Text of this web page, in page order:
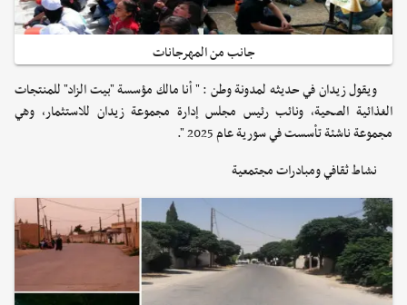
جانب من المهرجانات
ويقول زيدان في حديثه لمدونة وطن : " أنا مالك مؤسسة "بيت الزاد" للمنتجات
الغذائية الصحية، ونائب رئيس مجلس إدارة مجموعة زيدان للاستثمار، وهي
مجموعة ناشئة تأسست في سورية عام 2025 ".
نشاط ثقافي ومبادرات مجتمعية